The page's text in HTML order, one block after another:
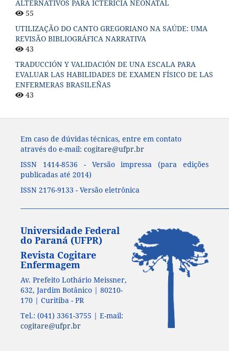
ALTERNATIVOS PARA ICTERÍCIA NEONATAL
55
UTILIZAÇÃO DO CANTO GREGORIANO NA SAÚDE: UMA
REVISÃO BIBLIOGRÁFICA NARRATIVA
43
TRADUCCIÓN Y VALIDACIÓN DE UNA ESCALA PARA
EVALUAR LAS HABILIDADES DE EXAMEN FÍSICO DE LAS
ENFERMERAS BRASILEÑAS
43
Em caso de dúvidas técnicas, entre em contato
através do e-mail: cogitare@ufpr.br
ISSN 1414-8536 - Versão impressa (para edições
publicadas até 2014)
ISSN 2176-9133 - Versão eletrônica
Universidade Federal
do Paraná (UFPR)
Revista Cogitare
Enfermagem
Av. Prefeito Lothário Meissner,
632, Jardim Botânico | 80210-
170 | Curitiba - PR
Tel.: (041) 3361-3755 | E-mail:
cogitare@ufpr.br